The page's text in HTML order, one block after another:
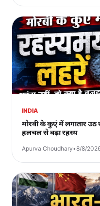
INDIA
मोरबी के कुएं में लगातार उठ
हलचल से बढ़ा रहस्य
Apurva Choudhary•8/8/